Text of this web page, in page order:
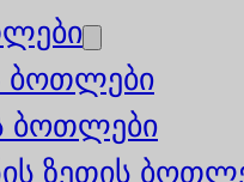
ბოთლები
ბოთლები
ზეთის